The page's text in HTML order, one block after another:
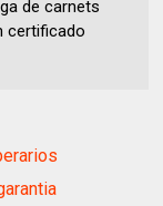
de carnets
certificado